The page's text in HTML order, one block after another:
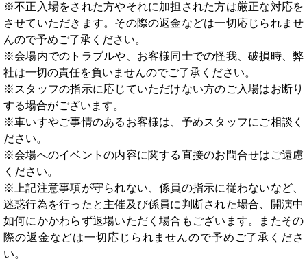
※不正入場をされた方やそれに加担された方は厳正な対応を
させていただきます。その際の返金などは一切応じられませ
んので予めご了承ください。
※会場内でのトラブルや、お客様同士での怪我、破損時、弊
社は一切の責任を負いませんのでご了承ください。
※スタッフの指示に応じていただけない方のご入場はお断り
する場合がございます。
※車いすやご事情のあるお客様は、予めスタッフにご相談く
ださい。
※会場へのイベントの内容に関する直接のお問合せはご遠慮
ください。
※上記注意事項が守られない、係員の指示に従わないなど、
迷惑行為を行ったと主催及び係員に判断された場合、開演中
如何にかかわらず退場いただく場合もございます。またその
際の返金などは一切応じられませんので予めご了承くださ
い。